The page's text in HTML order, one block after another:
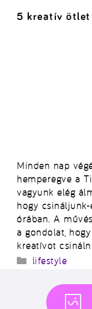
5 kreatív ötlet
Minden nap
hemperegve a
vagyunk elég
hogy
órában. A
a gondolat,
kreatívot
Kategória
lifestyle